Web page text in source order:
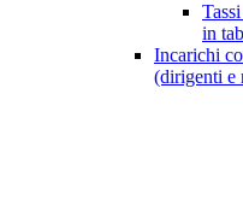
in
Incarichi
(dirigenti e